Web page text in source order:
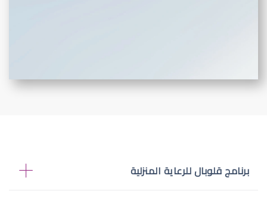
برنامج قلوبال للرعاية المنزلية